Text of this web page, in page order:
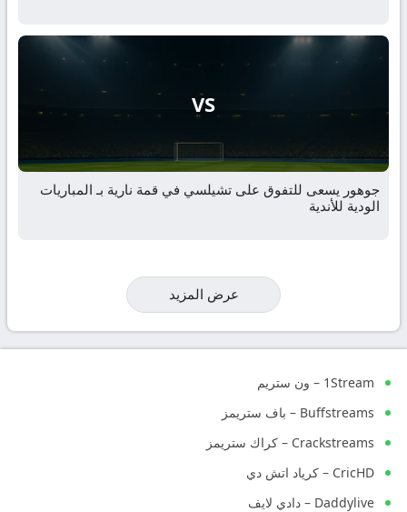
VS
جوهور يسعى للتفوق على تشيلسي في قمة نارية بـ المباريات
الودية للأندية
عرض المزيد
1Stream – ون ستريم
Buffstreams – باف ستريمز
Crackstreams – كراك ستريمز
CricHD – كرياد اتش دي
Daddylive – دادي لايف